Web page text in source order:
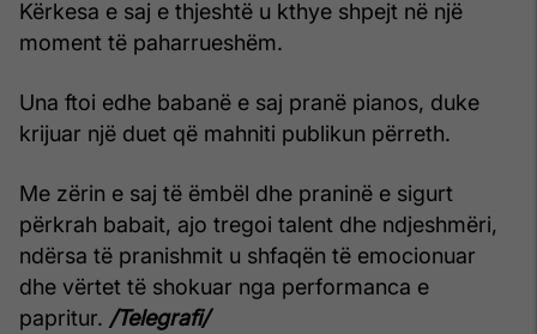
Kërkesa e saj e thjeshtë u kthye shpejt në një
moment të paharrueshëm.
Una ftoi edhe babanë e saj pranë pianos, duke
krijuar një duet që mahniti publikun përreth.
Me zërin e saj të ëmbël dhe praninë e sigurt
përkrah babait, ajo tregoi talent dhe ndjeshmëri,
ndërsa të pranishmit u shfaqën të emocionuar
dhe vërtet të shokuar nga performanca e
papritur. /Telegrafi/